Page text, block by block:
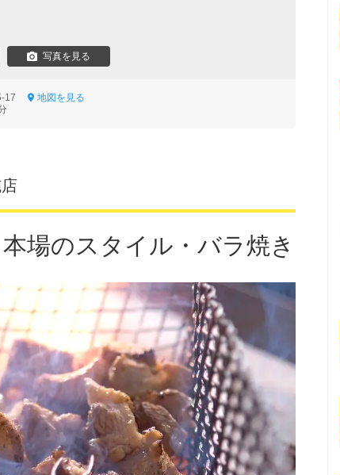
写真を見る
5-17
地図を見る
場のスタイル・バラ焼き